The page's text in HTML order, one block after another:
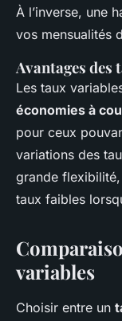
À l’inverse, une
vos mensualités
Avantages des
Les taux
économies à
pour ceux
variations des
grande
taux faibles
variables
Choisir entre un